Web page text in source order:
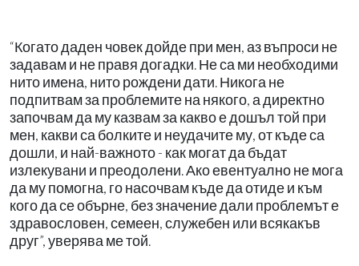
“Когато даден човек дойде при мен, аз въпроси не
задавам и не правя догадки. Не са ми необходими
нито имена, нито рождени дати. Никога не
подпитвам за проблемите на някого, а директно
започвам да му казвам за какво е дошъл той при
мен, какви са болките и неудачите му, от къде са
дошли, и най-важното - как могат да бъдат
излекувани и преодолени. Ако евентуално не мога
да му помогна, го насочвам къде да отиде и към
кого да се обърне, без значение дали проблемът е
здравословен, семеен, служебен или всякакъв
друг”, уверява ме той.